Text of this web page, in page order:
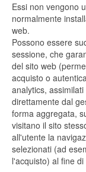
Essi non vengono
normalmente
web.
Possono essere
sessione, che
del sito web
acquisto o
analytics,
direttamente dal
forma aggregata,
visitano il sito
all'utente la
selezionati (ad
l'acquisto) al fine